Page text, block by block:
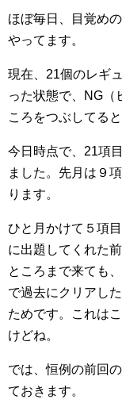
ほぼ毎日、目覚め
やってます。
現在、21個のレギ
った状態で、NG（
ころをつぶしてると
今日時点で、21項
ました。先月は９
ります。
ひと月かけて５項
に出題してくれた
ところまで来ても
で過去にクリアし
ためです。これは
けどね。
では、恒例の前回
ておきます。